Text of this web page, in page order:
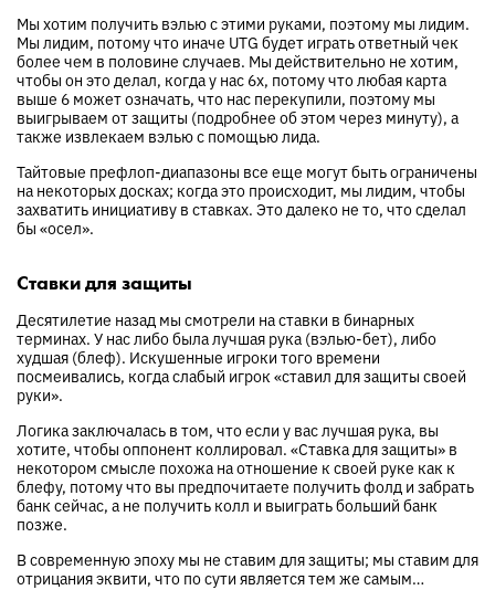
Мы хотим получить вэлью с этими руками, поэтому мы лидим.
Мы лидим, потому что иначе UTG будет играть ответный чек
более чем в половине случаев. Мы действительно не хотим,
чтобы он это делал, когда у нас 6x, потому что любая карта
выше 6 может означать, что нас перекупили, поэтому мы
выигрываем от защиты (подробнее об этом через минуту), а
также извлекаем вэлью с помощью лида.
Тайтовые префлоп-диапазоны все еще могут быть ограничены
на некоторых досках; когда это происходит, мы лидим, чтобы
захватить инициативу в ставках. Это далеко не то, что сделал
бы «осел».
Ставки для защиты
Десятилетие назад мы смотрели на ставки в бинарных
терминах. У нас либо была лучшая рука (вэлью-бет), либо
худшая (блеф). Искушенные игроки того времени
посмеивались, когда слабый игрок «ставил для защиты своей
руки».
Логика заключалась в том, что если у вас лучшая рука, вы
хотите, чтобы оппонент коллировал. «Ставка для защиты» в
некотором смысле похожа на отношение к своей руке как к
блефу, потому что вы предпочитаете получить фолд и забрать
банк сейчас, а не получить колл и выиграть больший банк
позже.
В современную эпоху мы не ставим для защиты; мы ставим для
отрицания эквити, что по сути является тем же самым…